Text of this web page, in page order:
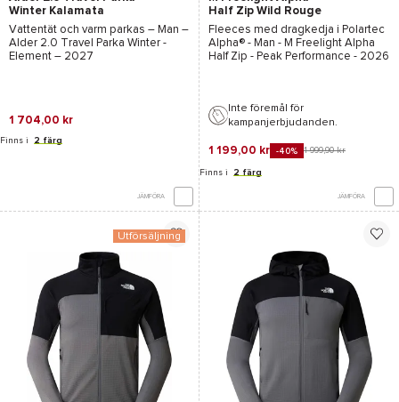
Winter Kalamata
Vattentät och varm parkas – Man –
Alder 2.0 Travel Parka Winter -
Element – 2027
1 704,00 kr
Finns i 2 färg
JÄMFÖRA
Half Zip Wild Rouge
Fleeces med dragkedja i Polartec
Alpha® - Man - M Freelight Alpha
Half Zip - Peak Performance - 2026
Inte föremål för
kampanjerbjudanden.
1 199,00 kr -40% 1 999,90 kr
Finns i 2 färg
JÄMFÖRA
Utförsäljning